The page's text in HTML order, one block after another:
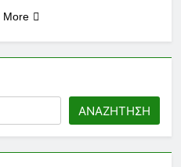
More
ΑΝΑΖΉΤΗΣΗ